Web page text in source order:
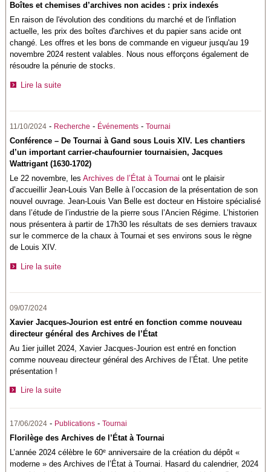
Boîtes et chemises d’archives non acides : prix indexés
En raison de l'évolution des conditions du marché et de l'inflation
actuelle, les prix des boîtes d'archives et du papier sans acide ont
changé. Les offres et les bons de commande en vigueur jusqu'au 19
novembre 2024 restent valables. Nous nous efforçons également de
résoudre la pénurie de stocks.
Lire la suite
11/10/2024 - Recherche - Événements -Tournai
Conférence – De Tournai à Gand sous Louis XIV. Les chantiers
d’un important carrier-chaufournier tournaisien, Jacques
Wattrigant (1630-1702)
Le 22 novembre, lesArchives de l’État à Tournai ont le plaisir
d’accueillir Jean-Louis Van Belle à l’occasion de la présentation de son
nouvel ouvrage. Jean-Louis Van Belle est docteur en Histoire spécialisé
dans l’étude de l’industrie de la pierre sous l’Ancien Régime. L’historien
nous présentera à partir de 17h30 les résultats de ses derniers travaux
sur le commerce de la chaux à Tournai et ses environs sous le règne
de Louis XIV.
Lire la suite
09/07/2024
Xavier Jacques-Jourion est entré en fonction comme nouveau
directeur général des Archives de l’État
Au 1ier juillet 2024, Xavier Jacques-Jourion est entré en fonction
comme nouveau directeur général des Archives de l’État. Une petite
présentation !
Lire la suite
17/06/2024 - Publications - Tournai
Florilège des Archives de l’État à Tournai
L’année 2024 célèbre le 60e ­anniversaire de la création du dépôt «
moderne » des Archives de l’État à Tournai. Hasard du calendrier, 2024